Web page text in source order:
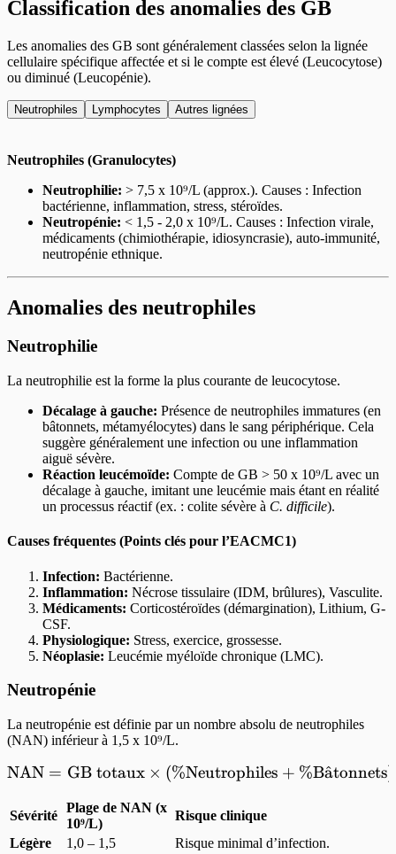
Classification des anomalies des GB
Les anomalies des GB sont généralement classées selon la lignée
cellulaire spécifique affectée et si le compte est élevé (Leucocytose)
ou diminué (Leucopénie).
Neutrophiles Lymphocytes Autres lignées
Neutrophiles (Granulocytes)
Neutrophilie: > 7,5 x 10⁹/L (approx.). Causes : Infection
bactérienne, inflammation, stress, stéroïdes.
Neutropénie: < 1,5 - 2,0 x 10⁹/L. Causes : Infection virale,
médicaments (chimiothérapie, idiosyncrasie), auto-immunité,
neutropénie ethnique.
Anomalies des neutrophiles
Neutrophilie
La neutrophilie est la forme la plus courante de leucocytose.
Décalage à gauche: Présence de neutrophiles immatures (en
bâtonnets, métamyélocytes) dans le sang périphérique. Cela
suggère généralement une infection ou une inflammation
aiguë sévère.
Réaction leucémoïde: Compte de GB > 50 x 10⁹/L avec un
décalage à gauche, imitant une leucémie mais étant en réalité
un processus réactif (ex. : colite sévère à C. difficile).
Causes fréquentes (Points clés pour l’EACMC1)
Infection: Bactérienne.
Inflammation: Nécrose tissulaire (IDM, brûlures), Vasculite.
Médicaments: Corticostéroïdes (démargination), Lithium, G-
CSF.
Physiologique: Stress, exercice, grossesse.
Néoplasie: Leucémie myéloïde chronique (LMC).
Neutropénie
La neutropénie est définie par un nombre absolu de neutrophiles
(NAN) inférieur à 1,5 x 10⁹/L.
\text{NAN} = \text{GB
NAN = GB totaux × (%Neutrophiles + %Ba
ˆtonnets)
Sévérité
Plage de NAN (x
10⁹/L)
Risque clinique
Légère
1,0 – 1,5
Risque minimal d’infection.